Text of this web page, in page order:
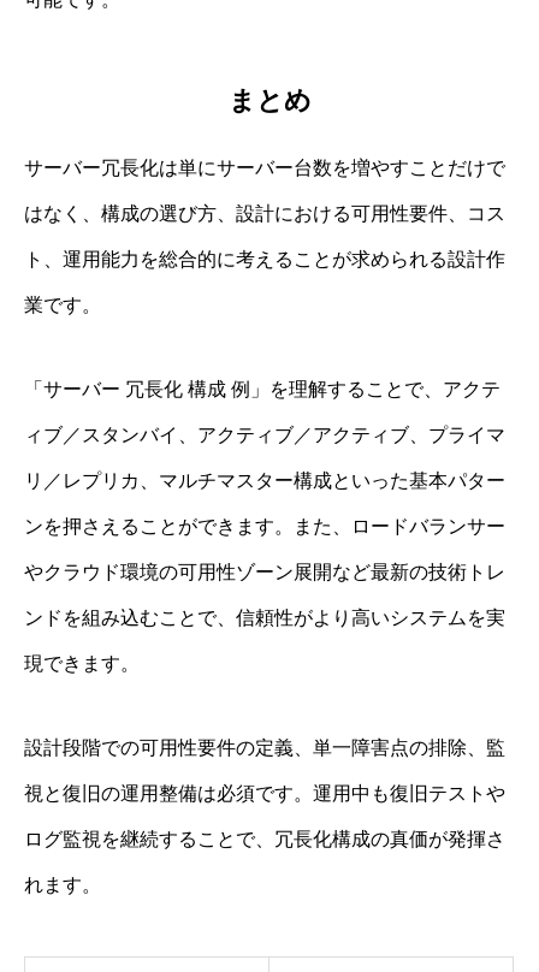
まとめ
サーバー冗長化は単にサーバー台数を増やすことだけで
はなく、構成の選び方、設計における可用性要件、コス
ト、運用能力を総合的に考えることが求められる設計作
業です。
「サーバー 冗長化 構成 例」を理解することで、アクテ
ィブ／スタンバイ、アクティブ／アクティブ、プライマ
リ／レプリカ、マルチマスター構成といった基本パター
ンを押さえることができます。また、ロードバランサー
やクラウド環境の可用性ゾーン展開など最新の技術トレ
ンドを組み込むことで、信頼性がより高いシステムを実
現できます。
設計段階での可用性要件の定義、単一障害点の排除、監
視と復旧の運用整備は必須です。運用中も復旧テストや
ログ監視を継続することで、冗長化構成の真価が発揮さ
れます。